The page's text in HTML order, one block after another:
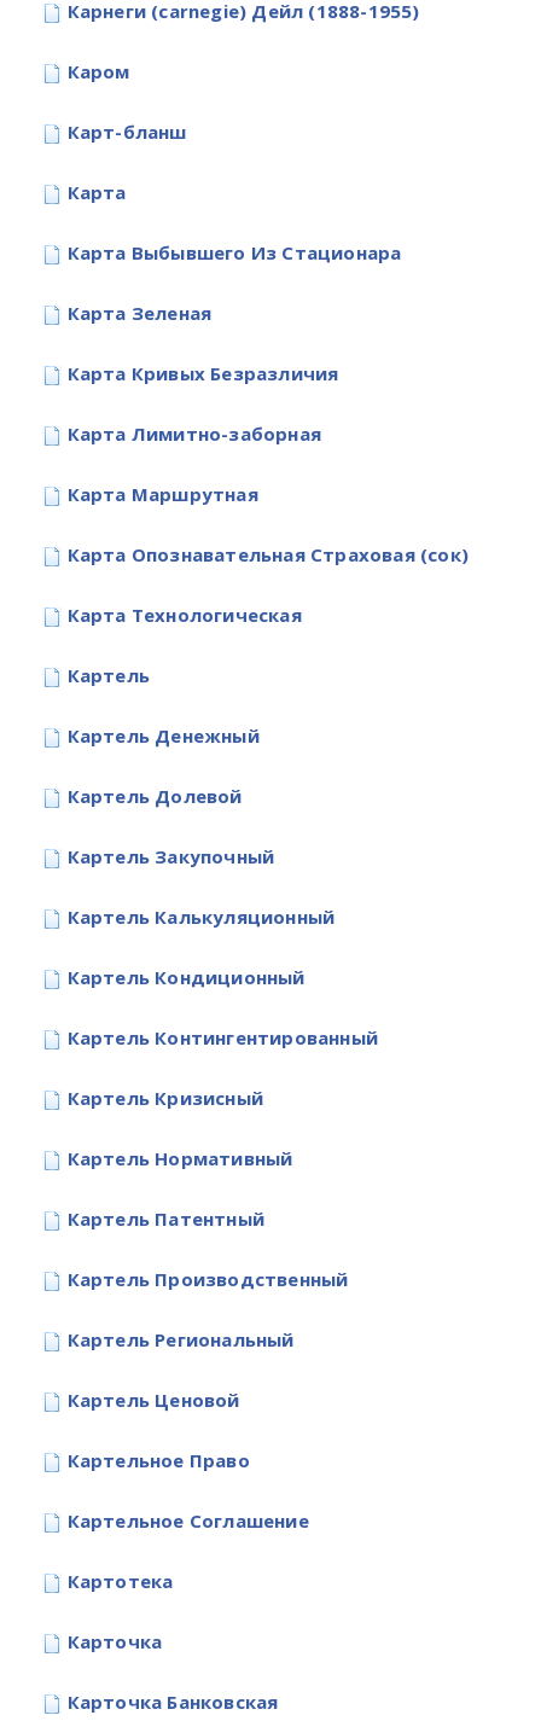
Карнеги (carnegie) Дейл (1888-1955)
Каром
Карт-бланш
Карта
Карта Выбывшего Из Стационара
Карта Зеленая
Карта Кривых Безразличия
Карта Лимитно-заборная
Карта Маршрутная
Карта Опознавательная Страховая (сок)
Карта Технологическая
Картель
Картель Денежный
Картель Долевой
Картель Закупочный
Картель Калькуляционный
Картель Кондиционный
Картель Контингентированный
Картель Кризисный
Картель Нормативный
Картель Патентный
Картель Производственный
Картель Региональный
Картель Ценовой
Картельное Право
Картельное Соглашение
Картотека
Карточка
Карточка Банковская